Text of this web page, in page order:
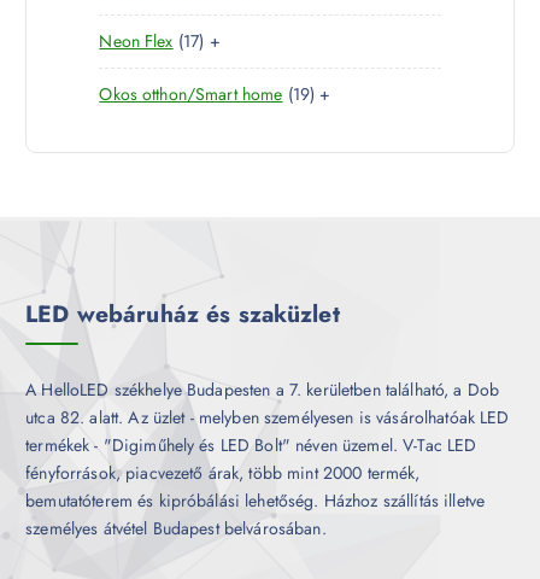
k
m
k
e
m
0
e
r
é
Neon Flex 171
7
t
r
+
Okos otthon/Smart home 191
t
+
LED webáruház és szaküzlet
A HelloLED székhelye Budapesten a 7. kerületben található, a Dob
utca 82. alatt. Az üzlet - melyben személyesen is vásárolhatóak LED
termékek - "Digiműhely és LED Bolt" néven üzemel. V-Tac LED
fényforrások, piacvezető árak, több mint 2000 termék,
bemutatóterem és kipróbálási lehetőség. Házhoz szállítás illetve
személyes átvétel Budapest belvárosában.